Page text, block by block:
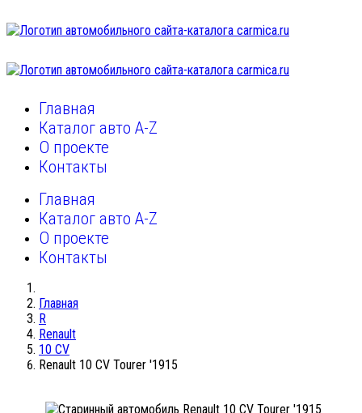
Главная
Каталог авто A-Z
О проекте
Контакты
Главная
Каталог авто A-Z
О проекте
Контакты
Главная
R
Renault
10 CV
Renault 10 CV Tourer '1915